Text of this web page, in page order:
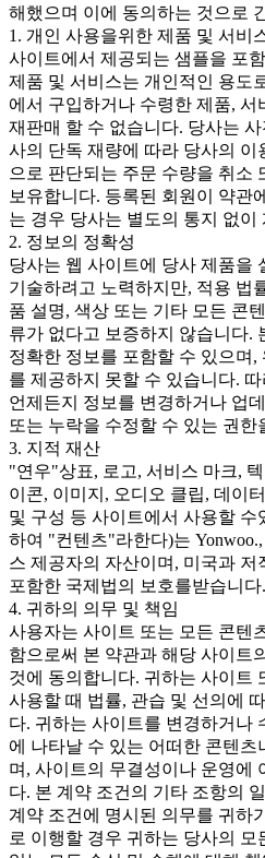
해했으며 이에 동의하는 것으로
1. 개인 사용을위한 제품 및 서비
사이트에서 제공되는 샘플을 포
제품 및 서비스는 개인적인 용도
에서 구입하거나 수령한 제품,
재판매 할 수 없습니다. 당사는
사의 단독 재량에 따라 당사의 이
으로 판단되는 주문 수량을 취소
보유합니다. 등록된 회원이 약관
는 경우 당사는 별도의 통지 없
2. 정보의 정확성
당사는 웹 사이트에 당사 제품을
기술하려고 노력하지만, 적용 법
품 설명, 색상 또는 기타 모든 콘
류가 없다고 보증하지 않습니다.
정확한 정보를 포함할 수 있으며,
를 제공하지 못할 수 있습니다.
언제든지 정보를 변경하거나 업
또는 누락을 수정할 수 있는 권한
3. 지적 재산
"연우"상표, 로고, 서비스 마크,
이콘, 이미지, 오디오 클립, 데이
및 구성 등 사이트에서 사용할 수
하여 "컨텐츠"라한다)는
스 제공자의 자산이며, 미국과
포함한 국제법의 보호를받습니다.
4. 귀하의 의무 및 책임
사용자는 사이트 또는 모든 콘텐
함으로써 본 약관과 해당 사이트
것에 동의합니다. 귀하는 사이트
사용할 때 법률, 관습 및 선의에
다. 귀하는 사이트를 변경하거나
에 나타날 수 있는 어떠한 콘텐츠
며, 사이트의 무결성이나 운영에
다. 본 계약 조건의 기타 조항의
계약 조건에 명시된 의무를 귀하
로 이행할 경우 귀하는 당사의